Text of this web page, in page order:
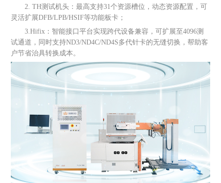
2. TH测试机头：最高支持31个资源槽位，动态资源配置，可
灵活扩展DFB/LPB/HSIF等功能板卡；
3.Hifix：智能接口平台实现跨代设备兼容，可扩展至4096测
试通道，同时支持ND3/ND4C/ND4S多代针卡的无缝切换，帮助客
户节省治具转换成本。